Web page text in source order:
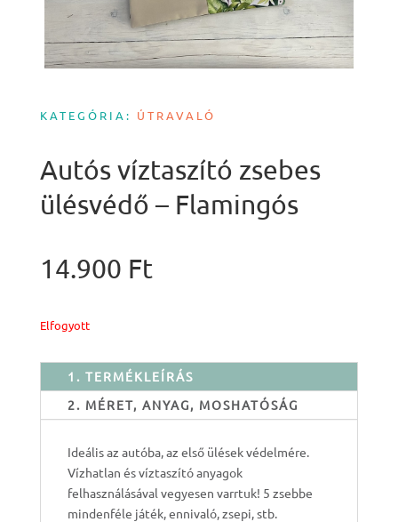
KATEGÓRIA: ÚTRAVALÓ
Autós víztaszító zsebes
ülésvédő – Flamingós
14.900 Ft
Elfogyott
1. TERMÉKLEÍRÁS
2. MÉRET, ANYAG, MOSHATÓSÁG
Ideális az autóba, az első ülések védelmére.
Vízhatlan és víztaszító anyagok
felhasználásával vegyesen varrtuk! 5 zsebbe
mindenféle játék, ennivaló, zsepi, stb.